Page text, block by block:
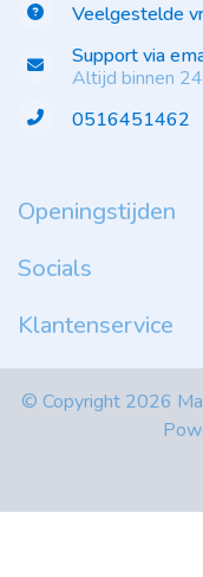
Veelgestelde
Support via
Altijd binnen
0516451462
Openingstijden
Socials
Klantenservice
© Copyright 2026